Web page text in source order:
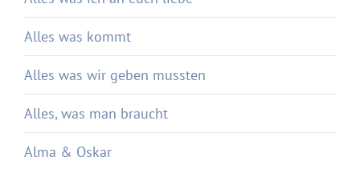
Alles was kommt
Alles was wir geben mussten
Alles, was man braucht
Alma & Oskar